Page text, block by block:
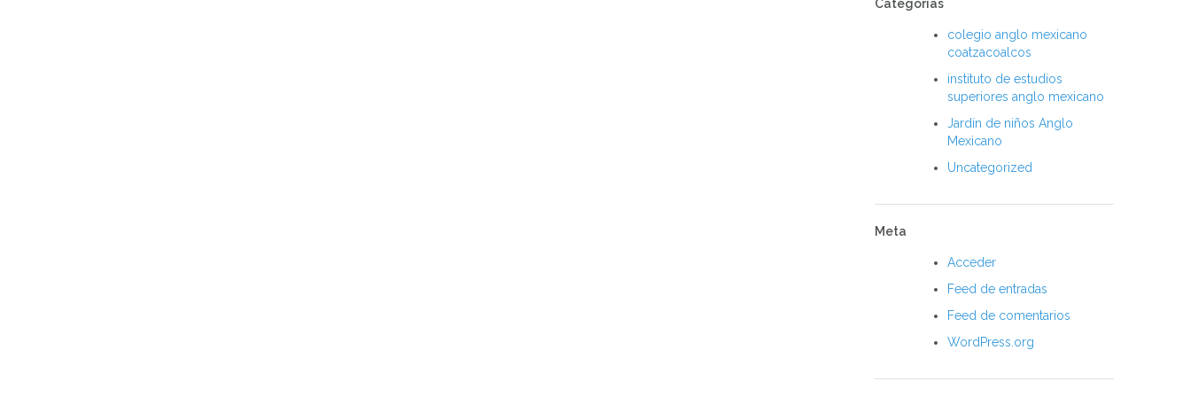
Categorías
colegio anglo mexicano
coatzacoalcos
instituto de estudios
superiores anglo mexicano
Jardín de niños Anglo
Mexicano
Uncategorized
Meta
Acceder
Feed de entradas
Feed de comentarios
WordPress.org